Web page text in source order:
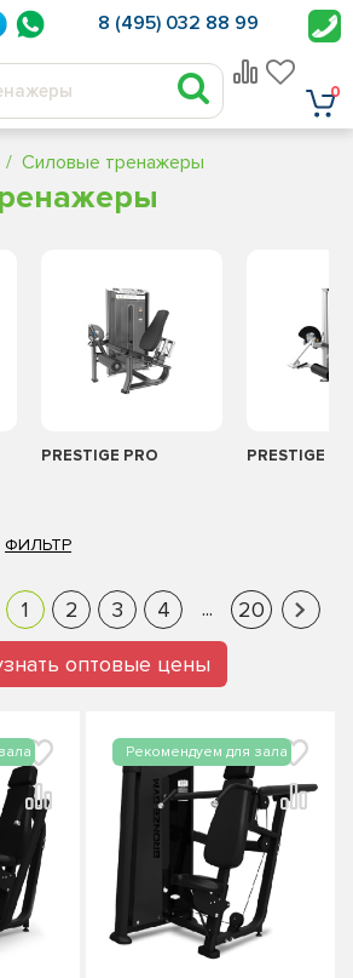
8 (495) 032 88 99
0
Силовые тренажеры
PRESTIGE PRO PRESTIGE
ФИЛЬТР
1 2 3 4 ... 20 ›
оптовые цены